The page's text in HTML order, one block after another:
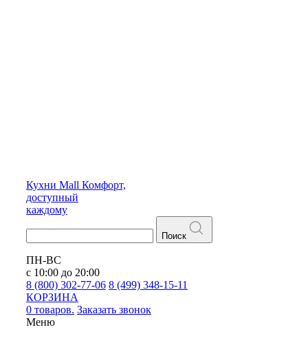
Кухни Mall Комфорт,
доступный
каждому
Поиск
ПН-ВС
с 10:00 до 20:00
8 (800) 302-77-06 8 (499) 348-15-11
КОРЗИНА
0 товаров. Заказать звонок
Меню